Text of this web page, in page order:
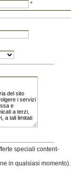
*
speciali content-
in qualsiasi momento).